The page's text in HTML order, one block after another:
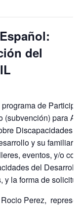
del
de
(subvención) para
Discapacidades
y su
eventos, y/o
del
la forma de solicitud.
Perez,